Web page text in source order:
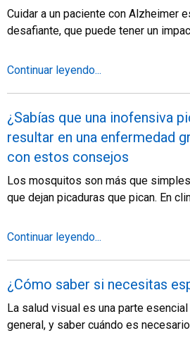
Cuidar a un paciente con Alzheimer
desafiante, que puede tener un
Continuar leyendo...
¿Sabías que una inofensiva
resultar en una enfermedad
con estos consejos
Los mosquitos son más que
que dejan picaduras que pican. En
Continuar leyendo...
¿Cómo saber si necesitas
La salud visual es una parte
general, y saber cuándo es